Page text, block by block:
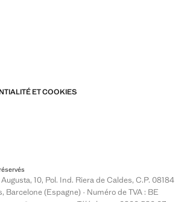
ET COOKIES
10, Pol. Ind. Riera de Caldes, C.P. 08184
Barcelone (Espagne) · Numéro de TVA : BE